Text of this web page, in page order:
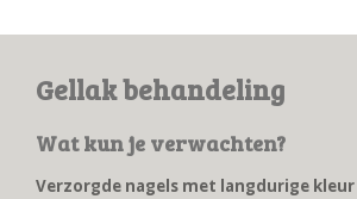
Gellak behandeling
Wat kun je verwachten?
Verzorgde nagels met langdurige kleur